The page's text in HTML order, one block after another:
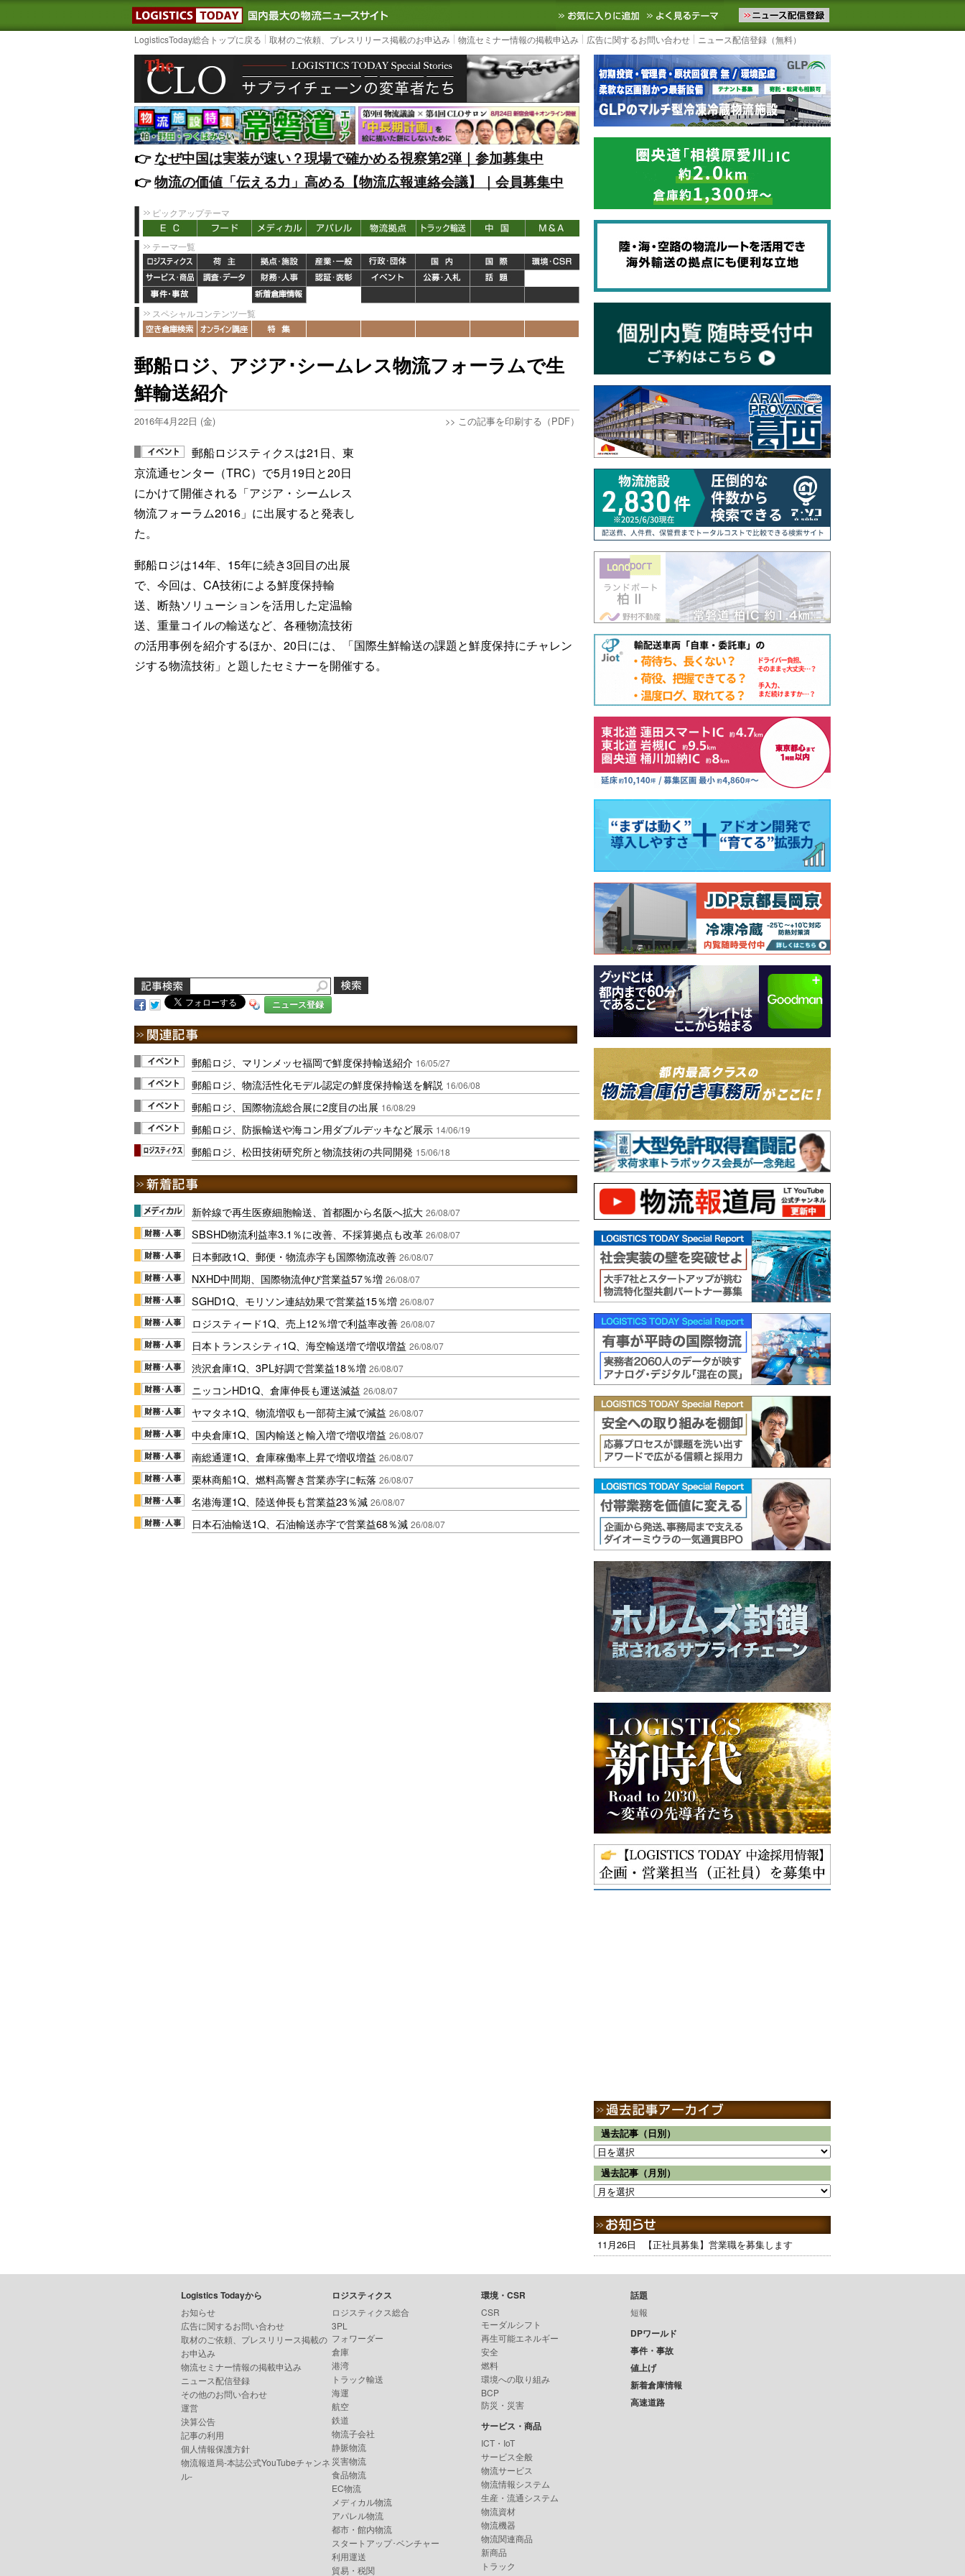
LOGISTICS TODAY｜国内最大の物流ニュースサイト3PL, SCMなど国内外の最新の物流ニュースをお届けします。物流ニュースメール配信を登録す
お気に入りに追加 よく見るテーマ
LogisticsToday総合トップに戻る 取材のご依頼、プレスリリース掲載のお申込み 物流セミナー情報の掲載申込み 広告に関するお問い合わせ ニュース配信登録（無料）
👉️なぜ中国は実装が速い？現場で確かめる視察第2弾｜参加募集中
👉️物流の価値「伝える力」高める【物流広報連絡会議】｜会員募集中
ピックアップテーマ
テーマ一覧
スペシャルコンテンツ一覧
郵船ロジ、アジア･シームレス物流フォーラムで生
鮮輸送紹介
2016年4月22日 (金) >> この記事を印刷する（PDF）
郵船ロジスティクスは21日、東
京流通センター（TRC）で5月19日と20日
にかけて開催される「アジア・シームレス
物流フォーラム2016」に出展すると発表し
た。
郵船ロジは14年、15年に続き3回目の出展
で、今回は、CA技術による鮮度保持輸
送、断熱ソリューションを活用した定温輸
送、重量コイルの輸送など、各種物流技術
の活用事例を紹介するほか、20日には、「国際生鮮輸送の課題と鮮度保持にチャレン
ジする物流技術」と題したセミナーを開催する。
ニュース登録
郵船ロジ、マリンメッセ福岡で鮮度保持輸送紹介 16/05/27
郵船ロジ、物流活性化モデル認定の鮮度保持輸送を解説 16/06/08
郵船ロジ、国際物流総合展に2度目の出展 16/08/29
郵船ロジ、防振輸送や海コン用ダブルデッキなど展示 14/06/19
郵船ロジ、松田技術研究所と物流技術の共同開発 15/06/18
新幹線で再生医療細胞輸送、首都圏から名阪へ拡大 26/08/07
SBSHD物流利益率3.1％に改善、不採算拠点も改革 26/08/07
日本郵政1Q、郵便・物流赤字も国際物流改善 26/08/07
NXHD中間期、国際物流伸び営業益57％増 26/08/07
SGHD1Q、モリソン連結効果で営業益15％増 26/08/07
ロジスティード1Q、売上12％増で利益率改善 26/08/07
日本トランスシティ1Q、海空輸送増で増収増益 26/08/07
渋沢倉庫1Q、3PL好調で営業益18％増 26/08/07
ニッコンHD1Q、倉庫伸長も運送減益 26/08/07
ヤマタネ1Q、物流増収も一部荷主減で減益 26/08/07
中央倉庫1Q、国内輸送と輸入増で増収増益 26/08/07
南総通運1Q、倉庫稼働率上昇で増収増益 26/08/07
栗林商船1Q、燃料高響き営業赤字に転落 26/08/07
名港海運1Q、陸送伸長も営業益23％減 26/08/07
日本石油輸送1Q、石油輸送赤字で営業益68％減 26/08/07
過去記事（日別）
過去記事（月別）
11月26日 【正社員募集】営業職を募集します
Logistics Todayから
お知らせ
広告に関するお問い合わせ
取材のご依頼、プレスリリース掲載の
お申込み
物流セミナー情報の掲載申込み
ニュース配信登録
その他のお問い合わせ
運営
決算公告
記事の利用
個人情報保護方針
物流報道局-本誌公式YouTubeチャンネ
ル-
ロジスティクス
ロジスティクス総合
3PL
フォワーダー
倉庫
港湾
トラック輸送
海運
航空
鉄道
物流子会社
静脈物流
災害物流
食品物流
EC物流
メディカル物流
アパレル物流
都市・館内物流
スタートアップ･ベンチャー
利用運送
貿易・税関
環境・CSR
CSR
モーダルシフト
再生可能エネルギー
安全
燃料
環境への取り組み
BCP
防災・災害
サービス・商品
ICT・IoT
サービス全般
物流サービス
物流情報システム
生産・流通システム
物流資材
物流機器
物流関連商品
新商品
トラック
話題
短報
DPワールド
事件・事故
値上げ
新着倉庫情報
高速道路